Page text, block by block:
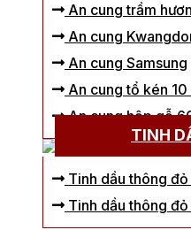
An cung trầm
An cung
An cung Samsung
An cung tổ kén 10
An cung hộp gỗ
TINH
Tinh dầu thông
Tinh dầu thông đỏ